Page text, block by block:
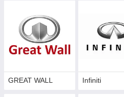
GREAT WALL Infiniti